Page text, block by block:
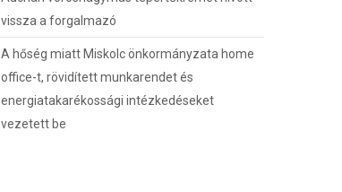
vissza a forgalmazó
A hőség miatt Miskolc önkormányzata home
office-t, rövidített munkarendet és
energiatakarékossági intézkedéseket
vezetett be